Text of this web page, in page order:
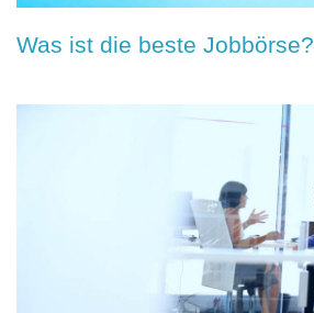
Was ist die beste Jobbörse?